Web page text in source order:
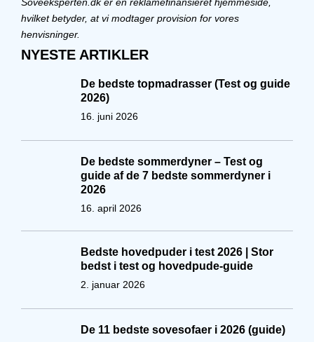
hvilket betyder, at vi modtager provision for vores
henvisninger.
NYESTE ARTIKLER
De bedste topmadrasser (Test og guide
2026)
16. juni 2026
De bedste sommerdyner – Test og
guide af de 7 bedste sommerdyner i
2026
16. april 2026
Bedste hovedpuder i test 2026 | Stor
bedst i test og hovedpude-guide
2. januar 2026
De 11 bedste sovesofaer i 2026 (guide)